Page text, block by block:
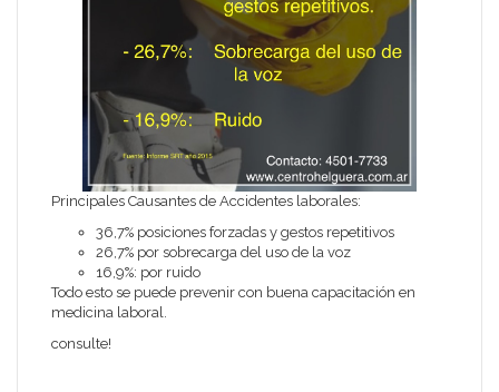
Principales Causantes de Accidentes laborales:
36,7% posiciones forzadas y gestos repetitivos
26,7% por sobrecarga del uso de la voz
16,9%: por ruido
Todo esto se puede prevenir con buena capacitación en
medicina laboral.
consulte!